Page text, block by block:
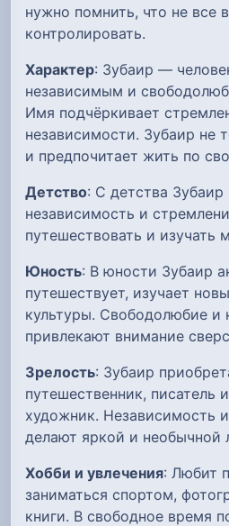
нужно помнить, что не все
контролировать.
Характер: Зубаир —
независимым и
Имя подчёркивает
независимости. Зубаир не
и предпочитает жить по
Детство: С детства Зубаир
независимость и
путешествовать и изучать
Юность: В юности Зубаир
путешествует, изучает
культуры. Свободолюбие и
привлекают внимание
Зрелость: Зубаир
путешественник, писатель
художник. Независимость
делают яркой и необычной
Хобби и увлечения: Любит
заниматься спортом,
книги. В свободное время